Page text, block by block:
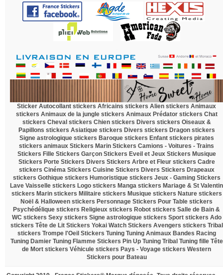
Sticker Autocollant stickers Africains stickers Alien stickers Animaux
stickers Animaux de la jungle stickers Animaux Prédator stickers Chat
stickers Cheval stickers Chien stickers Divers stickers Oiseaux &
Papillons stickers Asiatique stickers Divers stickers Dragon stickers
Signe astrologique stickers Baroque stickers Enfant stickers pirates
stickers animaux Stickers Marin Stickers Camions - Voitures - Trains
Stickers Fille Stickers Garçon Stickers Eveil et Jeux Stickers Musique
Stickers Porte Stickers Divers Stickers Arbre et Fleur stickers Cadre
stickers Cinéma Stickers Cuisine Stickers Divers Stickers Drapeaux
stickers Gothique stickers Humoristique stickers Jeux - Gaming Stickers
Lave Vaisselle stickers Logo stickers Manga stickers Mariage & St Valentin
stickers Marin stickers Militaire stickers Musique stickers Nature stickers
Noël & Halloween stickers Personnage Stickers Pour Table stickers
Psychédélique stickers Religieux stickers Robot stickers Salle de Bain &
WC stickers Sexy stickers Signe astrologique stickers Sport stickers Ado
stickers Tête de Lit Stickers Yokai Watch Stickers Avengers stickers Tribal
stickers Trompe l'Oeil Stickers Tuning Tuning Animaux Bandes Racing
Tuning Damier Tuning Flamme Stickers Pin Up Tuning Tribal Tuning fille Tête
de Mort stickers Véhicule stickers Pays - Voyage stickers Western
Stickers pour Bateau